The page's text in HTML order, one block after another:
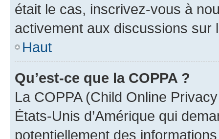
était le cas, inscrivez-vous à
activement aux discussions sur
Haut
Qu’est-ce que la COPPA ?
La COPPA (Child Online
États-Unis d’Amérique qui
potentiellement des